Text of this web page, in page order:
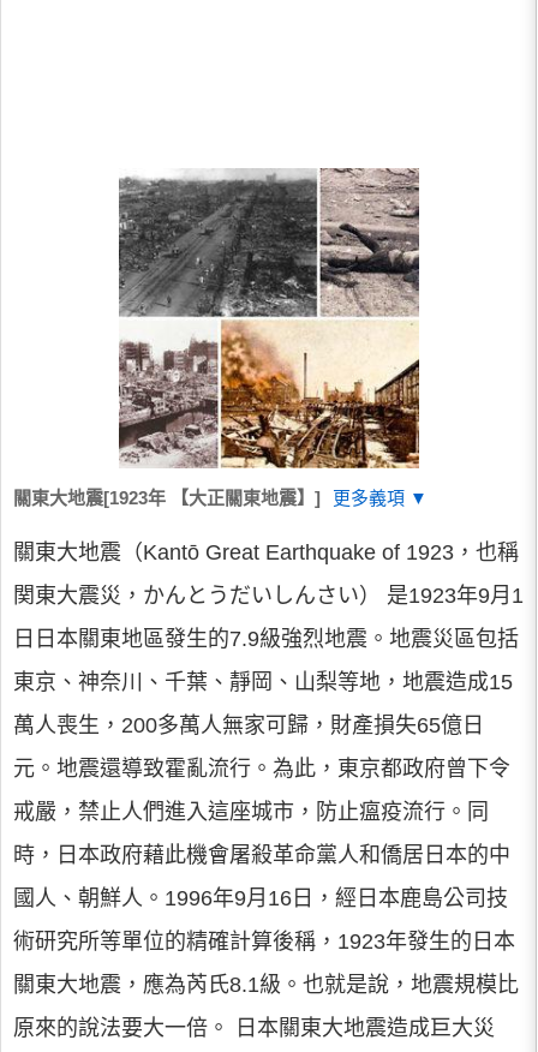
關東大地震[1923年 【大正關東地震】] 更多義項 ▼
關東大地震（Kantō Great Earthquake of 1923，也稱
関東大震災，かんとうだいしんさい） 是1923年9月1
日日本關東地區發生的7.9級強烈地震。地震災區包括
東京、神奈川、千葉、靜岡、山梨等地，地震造成15
萬人喪生，200多萬人無家可歸，財產損失65億日
元。地震還導致霍亂流行。為此，東京都政府曾下令
戒嚴，禁止人們進入這座城市，防止瘟疫流行。同
時，日本政府藉此機會屠殺革命黨人和僑居日本的中
國人、朝鮮人。1996年9月16日，經日本鹿島公司技
術研究所等單位的精確計算後稱，1923年發生的日本
關東大地震，應為芮氏8.1級。也就是說，地震規模比
原來的說法要大一倍。 日本關東大地震造成巨大災